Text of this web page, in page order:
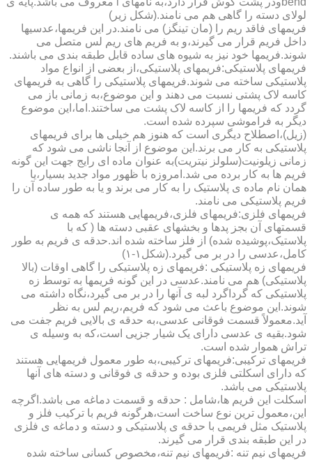
لولای دسته را گاهی هم می نامند.(شکل زیر)
فریمهای فاقد ریم را (مان تینگز) می نامند.در این فریمها،عدسیها
داخل فریم قرار می گیرند،و به فریم های ریم لس متصل می
شوند.فریمها خود نیز به شیوه های ساده قابل طبقه بندی می باشند.
فریمهای پلاستیکی:فریمهای پلاستیکی،از بعضی از انواع مواد
پلاستیکی ساخته می شوند.فریمهای پلاستیکی را گاهی به فریمهای
کاسه لاک پشتی نسبت می دهند و این موضوع،به زمانی باز می
گردد که فریمها را از کاسه لاک پشت می ساختند.اما،این موضوع
دیگر به فراموشی سپرده شده است.
(زیل)،اصطلاح دیگری است که هنوز هم خیلی ها برای فریمهای
پلاستیکی به کار می برند.این موضوع از آنجا ناشی می شود که
زمانی زیلونیت(سلولز نیتریت)به عنوان ماده ای رایج جهت این گونه
فریم ها به کار برده می شد.امروزه با ظهور مواد جدید بسیار،یا
همان نام ماده ی پلاستیک را به کار می برند و یا به طور ساده آن را
فریم پلاستیکی می نامند.
فریمهای فلزی:فریمهای فلزی،فریمهایی هستند که همه ی
قسمتهای آن بجز پدها و بخشهای عقبی دسته ها ( که با
پلاستیک،پوشیده شده) از فلز ساخته شده اند.حدقه ی فریم به طور
کامل،عدسی را در بر می گیرد.(شکل۱-۱)
فریمهای زه پلاستیکی :فریمهای زه پلاستیکی را گاهی اوقات (بالا
پلاستیکی) هم می نامند.عدسی در این گونه فریمها به توسط زه
پلاستیکی که گرداگرد لبه ی آنها را در بر می گیرد،نگاه داشته می
شوند.این موضوع باعث می شود که فریم،ریم لس به نظر
آید.معمولاً قسمت فوقانی عدسی،به حدقه ی بالایی فریم جفت می
شود.بقیه ی عدسی دارای یک شیار جزیی است،که به وسیله ی
تراش هموار شده است.
فریمهای ترکیبی:فریمهای ترکیبی،به طور معمول فریمهایی هستند
که دارای اسکلتی فلزی بوده و حدقه ی فوقانی و دسته های آنها
پلاستیکی می باشد.
اسکلت این فریم ها،شامل : حدقه و قسمت دماغه می باشد.اگرچه
این،معمول ترین نوع ساخت است،هرگونه فریم با ترکیب فلز و
پلاستیک مثل فریمی با حدقه ی پلاستیکی و دسته و دماغه ی فلزی
در این طبقه بندی قرار می گیرند.
فریمهای نیم تنه :فریمهای نیم تنه،مخصوص کسانی ساخته شده